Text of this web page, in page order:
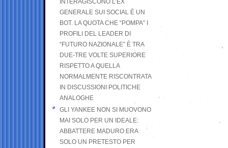
INTERAGISCONO L’EX
GENERALE SUI SOCIAL È UN
BOT. LA QUOTA CHE “POMPA” I
PROFILI DEL LEADER DI
“FUTURO NAZIONALE” È TRA
DUE-TRE VOLTE SUPERIORE
RISPETTO A QUELLA
NORMALMENTE RISCONTRATA
IN DISCUSSIONI POLITICHE
ANALOGHE
GLI YANKEE NON SI MUOVONO
MAI SOLO PER UN IDEALE:
ABBATTERE MADURO ERA
SOLO UN PRETESTO PER